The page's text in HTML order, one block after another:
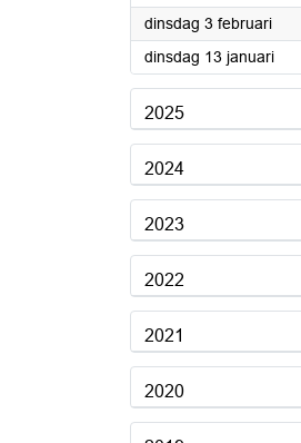
dinsdag 3 februari2026
dinsdag 13 januari2026
2025
2024
2023
2022
2021
2020